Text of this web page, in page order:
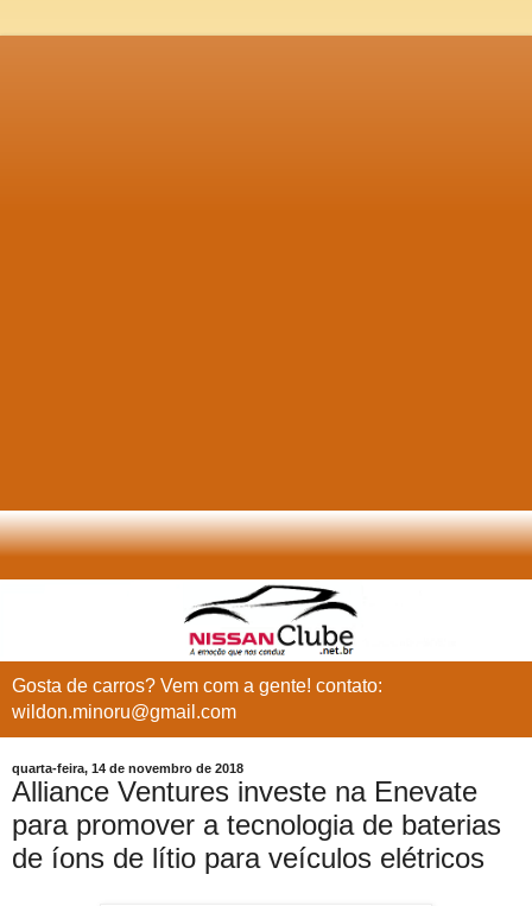
Gosta de carros? Vem com a gente! contato:
wildon.minoru@gmail.com
quarta-feira, 14 de novembro de 2018
Alliance Ventures investe na Enevate
para promover a tecnologia de baterias
de íons de lítio para veículos elétricos